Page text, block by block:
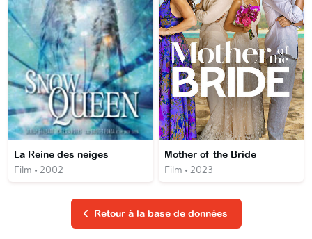
La Reine des neiges
Film • 2002
Mother of the Bride
Film • 2023
Retour à la base de données